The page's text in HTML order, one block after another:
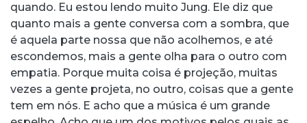
quando. Eu estou lendo muito Jung. Ele diz que
quanto mais a gente conversa com a sombra, que
é aquela parte nossa que não acolhemos, e até
escondemos, mais a gente olha para o outro com
empatia. Porque muita coisa é projeção, muitas
vezes a gente projeta, no outro, coisas que a gente
tem em nós. E acho que a música é um grande